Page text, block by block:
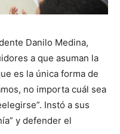
Danilo Medina,
a que asuman la
es la única forma de
no importa cuál sea
Instó a sus
y defender el